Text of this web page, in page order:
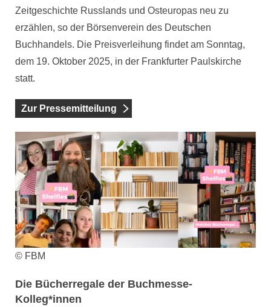
Zeitgeschichte Russlands und Osteuropas neu zu
erzählen, so der Börsenverein des Deutschen
Buchhandels. Die Preisverleihung findet am Sonntag,
dem 19. Oktober 2025, in der Frankfurter Paulskirche
statt.
Zur Pressemitteilung
© FBM
Die Bücherregale der Buchmesse-
Kolleg*innen